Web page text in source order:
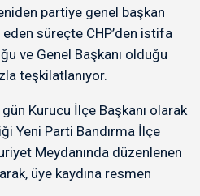
partiye genel başkan
süreçte CHP’den istifa
ve Genel Başkanı olduğu
teşkilatlanıyor.
Kurucu İlçe Başkanı olarak
Yeni Parti Bandırma İlçe
Meydanında düzenlenen
üye kaydına resmen